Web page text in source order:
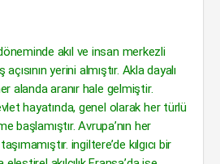
akıl ve insan merkezli
açısının yerini almıştır. Akla dayalı
alanda aranır hale gelmiştir.
hayatında, genel olarak her türlü
başlamıştır. Avrupa’nın her
ingiltere’de kılgıcı bir